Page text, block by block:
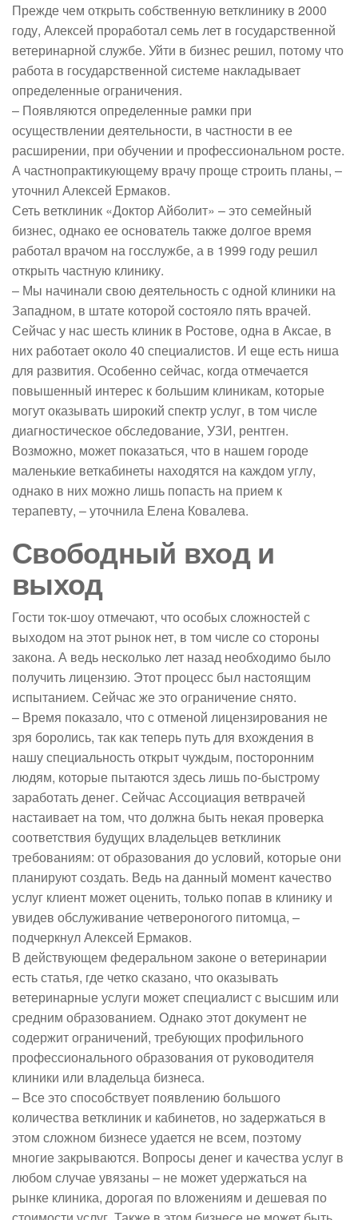
Прежде чем открыть собственную ветклинику в 2000
году, Алексей проработал семь лет в государственной
ветеринарной службе. Уйти в бизнес решил, потому что
работа в государственной системе накладывает
определенные ограничения.
– Появляются определенные рамки при
осуществлении деятельности, в частности в ее
расширении, при обучении и профессиональном росте.
А частнопрактикующему врачу проще строить планы, –
уточнил Алексей Ермаков.
Сеть ветклиник «Доктор Айболит» – это семейный
бизнес, однако ее основатель также долгое время
работал врачом на госслужбе, а в 1999 году решил
открыть частную клинику.
– Мы начинали свою деятельность с одной клиники на
Западном, в штате которой состояло пять врачей.
Сейчас у нас шесть клиник в Ростове, одна в Аксае, в
них работает около 40 специалистов. И еще есть ниша
для развития. Особенно сейчас, когда отмечается
повышенный интерес к большим клиникам, которые
могут оказывать широкий спектр услуг, в том числе
диагностическое обследование, УЗИ, рентген.
Возможно, может показаться, что в нашем городе
маленькие веткабинеты находятся на каждом углу,
однако в них можно лишь попасть на прием к
терапевту, – уточнила Елена Ковалева.
Свободный вход и
выход
Гости ток-шоу отмечают, что особых сложностей с
выходом на этот рынок нет, в том числе со стороны
закона. А ведь несколько лет назад необходимо было
получить лицензию. Этот процесс был настоящим
испытанием. Сейчас же это ограничение снято.
– Время показало, что с отменой лицензирования не
зря боролись, так как теперь путь для вхождения в
нашу специальность открыт чуждым, посторонним
людям, которые пытаются здесь лишь по-быстрому
заработать денег. Сейчас Ассоциация ветврачей
настаивает на том, что должна быть некая проверка
соответствия будущих владельцев ветклиник
требованиям: от образования до условий, которые они
планируют создать. Ведь на данный момент качество
услуг клиент может оценить, только попав в клинику и
увидев обслуживание четвероногого питомца, –
подчеркнул Алексей Ермаков.
В действующем федеральном законе о ветеринарии
есть статья, где четко сказано, что оказывать
ветеринарные услуги может специалист с высшим или
средним образованием. Однако этот документ не
содержит ограничений, требующих профильного
профессионального образования от руководителя
клиники или владельца бизнеса.
– Все это способствует появлению большого
количества ветклиник и кабинетов, но задержаться в
этом сложном бизнесе удается не всем, поэтому
многие закрываются. Вопросы денег и качества услуг в
любом случае увязаны – не может удержаться на
рынке клиника, дорогая по вложениям и дешевая по